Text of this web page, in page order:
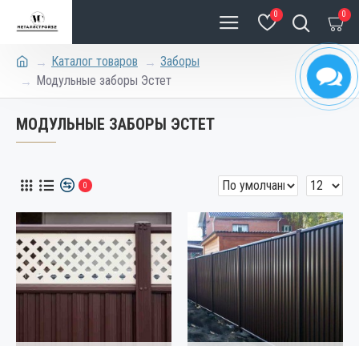
0 0
Каталог товаров
Заборы
Модульные заборы Эстет
МОДУЛЬНЫЕ ЗАБОРЫ ЭСТЕТ
0